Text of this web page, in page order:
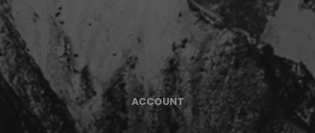
Blog
Contact
ACCOUNT